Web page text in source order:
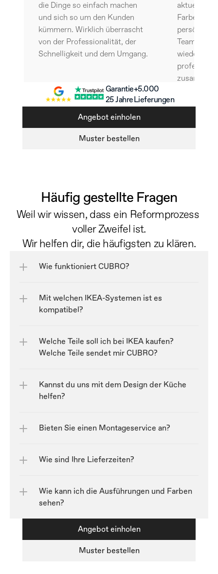
die Dinge so einfach machen
und sich so um den Kunden
kümmern. Wirklich überrascht
von der Professionalität, der
Schnelligkeit und dem Umgang.
aktuelle
Farben.
Teams.
wieder mit
Garantie
25 Jahre
+5.000
Lieferungen
Angebot einholen
Muster bestellen
Häufig gestellte Fragen
Weil wir wissen, dass ein Reformprozess
voller Zweifel ist.
Wir helfen dir, die häufigsten zu klären.
Wie funktioniert CUBRO?
Mit welchen IKEA-Systemen ist es
kompatibel?
Welche Teile soll ich bei IKEA kaufen?
Welche Teile sendet mir CUBRO?
Kannst du uns mit dem Design der Küche
helfen?
Bieten Sie einen Montageservice an?
Wie sind Ihre Lieferzeiten?
Wie kann ich die Ausführungen und Farben
sehen?
Angebot einholen
Muster bestellen